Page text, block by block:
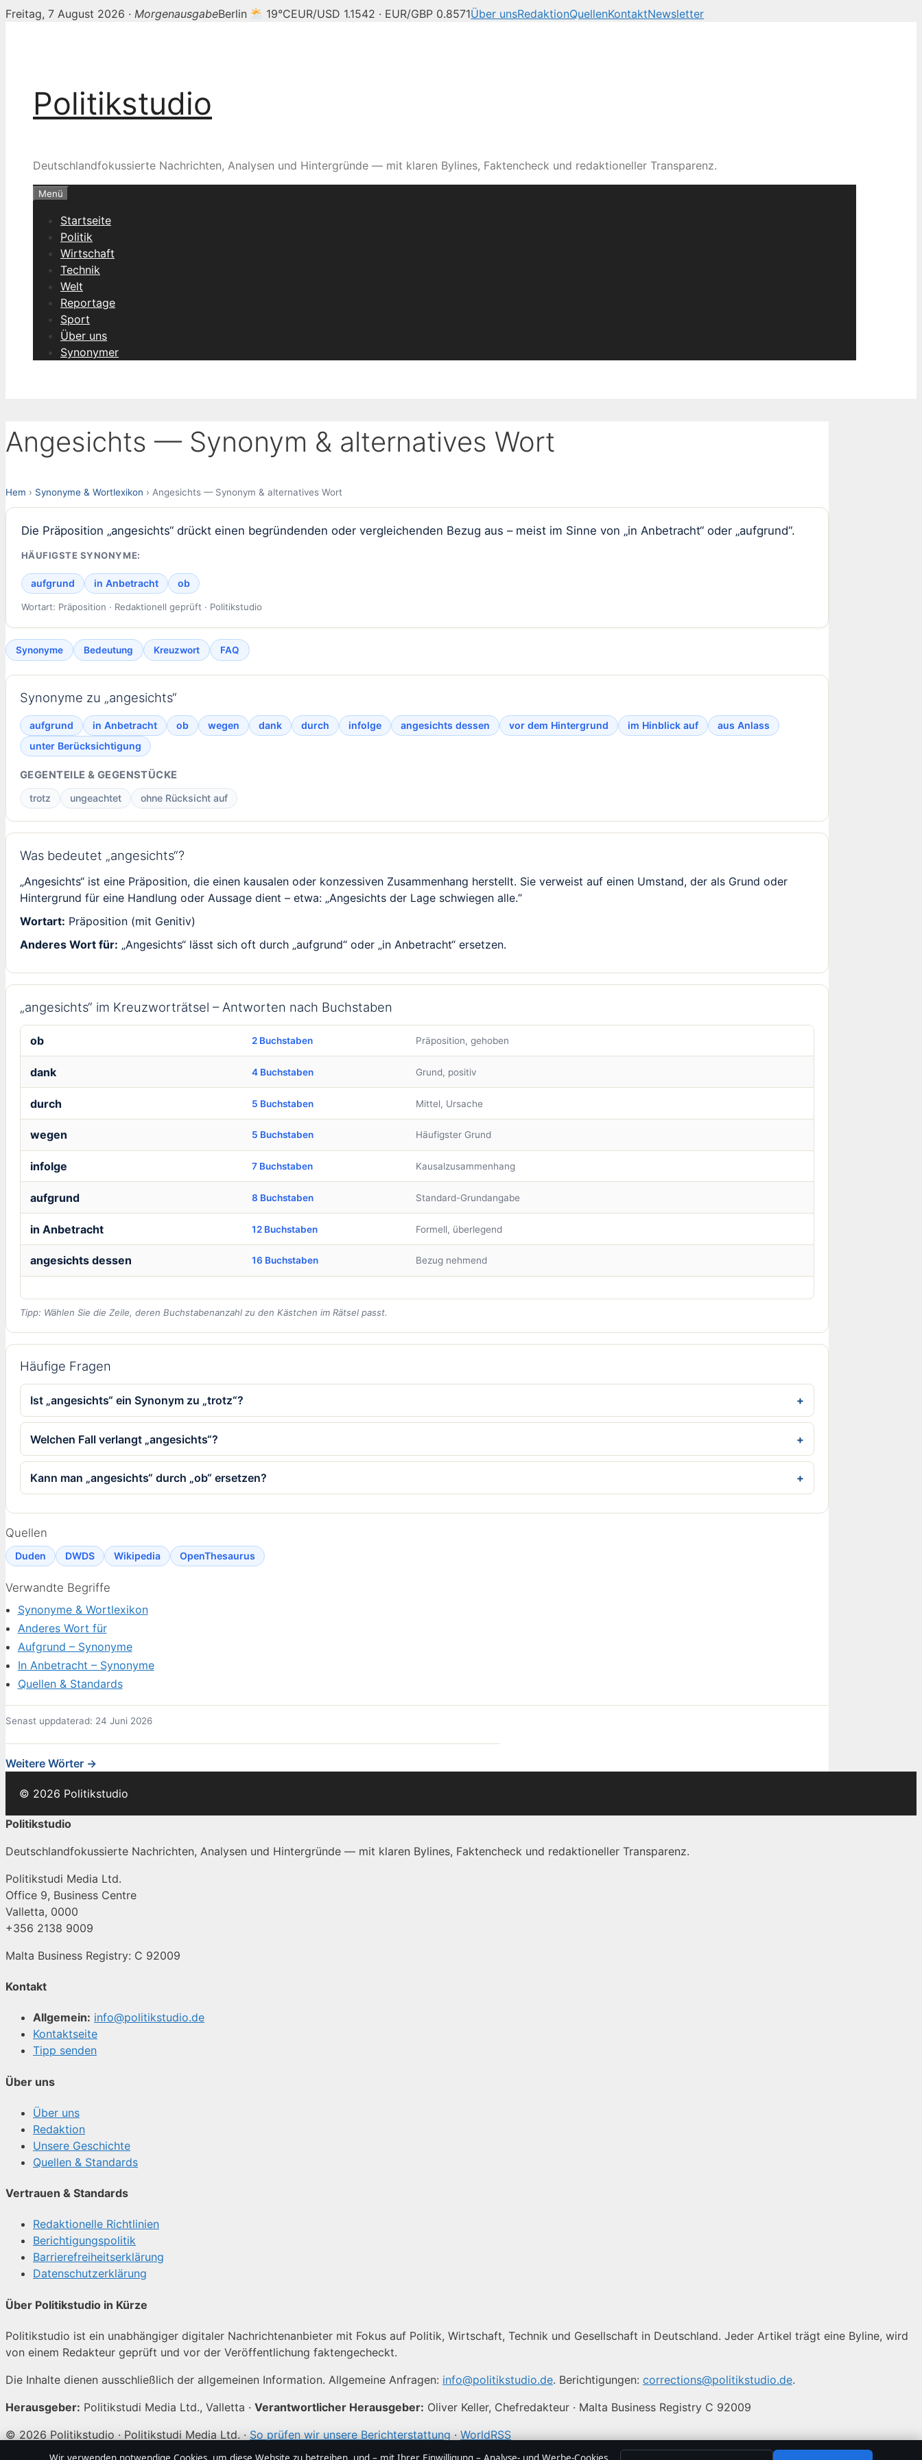
Freitag, 7 August 2026 · MorgenausgabeBerlin 19°CEUR/USD 1.1542 · EUR/GBP 0.8571Über unsRedaktionQuellenKontaktNewsletter
Politikstudio
Deutschlandfokussierte Nachrichten, Analysen und Hintergründe — mit klaren Bylines, Faktencheck und redaktioneller Transparenz.
Menü
Startseite
Politik
Wirtschaft
Technik
Welt
Reportage
Sport
Über uns
Synonymer
Angesichts — Synonym & alternatives Wort
Hem › Synonyme & Wortlexikon › Angesichts — Synonym & alternatives Wort
Die Präposition „angesichts“ drückt einen begründenden oder vergleichenden Bezug aus – meist im Sinne von „in Anbetracht“ oder „aufgrund“.
HÄUFIGSTE SYNONYME:
aufgrund in Anbetracht ob
Wortart: Präposition · Redaktionell geprüft · Politikstudio
Synonyme Bedeutung Kreuzwort FAQ
Synonyme zu „angesichts“
aufgrund in Anbetracht ob wegen dank durch infolge angesichts dessen vor dem Hintergrund im Hinblick auf
aus Anlass
unter Berücksichtigung
GEGENTEILE & GEGENSTÜCKE
trotz ungeachtet ohne Rücksicht auf
Was bedeutet „angesichts“?
„Angesichts“ ist eine Präposition, die einen kausalen oder konzessiven Zusammenhang herstellt. Sie verweist auf einen Umstand, der als Grund oder
Hintergrund für eine Handlung oder Aussage dient – etwa: „Angesichts der Lage schwiegen alle.“
Wortart: Präposition (mit Genitiv)
Anderes Wort für: „Angesichts“ lässt sich oft durch „aufgrund“ oder „in Anbetracht“ ersetzen.
„angesichts“ im Kreuzworträtsel – Antworten nach Buchstaben
ob 2 Buchstaben Präposition, gehoben
dank 4 Buchstaben Grund, positiv
durch 5 Buchstaben Mittel, Ursache
wegen 5 Buchstaben Häufigster Grund
infolge 7 Buchstaben Kausalzusammenhang
aufgrund 8 Buchstaben Standard-Grundangabe
in Anbetracht 12 Buchstaben Formell, überlegend
angesichts dessen 16 Buchstaben Bezug nehmend
Tipp: Wählen Sie die Zeile, deren Buchstabenanzahl zu den Kästchen im Rätsel passt.
Häufige Fragen
Ist „angesichts“ ein Synonym zu „trotz“?
Welchen Fall verlangt „angesichts“?
Kann man „angesichts“ durch „ob“ ersetzen?
Quellen
Duden DWDS Wikipedia OpenThesaurus
Verwandte Begriffe
Synonyme & Wortlexikon
Anderes Wort für
Aufgrund – Synonyme
In Anbetracht – Synonyme
Quellen & Standards
Senast uppdaterad: 24 Juni 2026
Weitere Wörter →
© 2026 Politikstudio
Politikstudio
Deutschlandfokussierte Nachrichten, Analysen und Hintergründe — mit klaren Bylines, Faktencheck und redaktioneller Transparenz.
Politikstudi Media Ltd.
Office 9, Business Centre
Valletta, 0000
+356 2138 9009
Malta Business Registry: C 92009
Kontakt
Allgemein: info@politikstudio.de
Kontaktseite
Tipp senden
Über uns
Über uns
Redaktion
Unsere Geschichte
Quellen & Standards
Vertrauen & Standards
Redaktionelle Richtlinien
Berichtigungspolitik
Barrierefreiheitserklärung
Datenschutzerklärung
Über Politikstudio in Kürze
Politikstudio ist ein unabhängiger digitaler Nachrichtenanbieter mit Fokus auf Politik, Wirtschaft, Technik und Gesellschaft in Deutschland. Jeder Artikel trägt eine Byline, wird
von einem Redakteur geprüft und vor der Veröffentlichung faktengecheckt.
Die Inhalte dienen ausschließlich der allgemeinen Information. Allgemeine Anfragen: info@politikstudio.de. Berichtigungen: corrections@politikstudio.de.
Herausgeber: Politikstudi Media Ltd., Valletta · Verantwortlicher Herausgeber: Oliver Keller, Chefredakteur · Malta Business Registry C 92009
© 2026 Politikstudio · Politikstudi Media Ltd. · So prüfen wir unsere Berichterstattung · WorldRSS